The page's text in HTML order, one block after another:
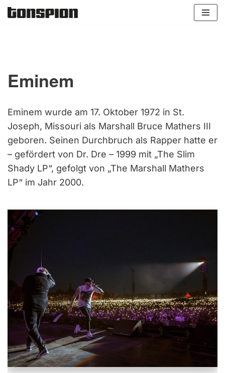
Eminem
Eminem wurde am 17. Oktober 1972 in St.
Joseph, Missouri als Marshall Bruce Mathers III
geboren. Seinen Durchbruch als Rapper hatte er
– gefördert von Dr. Dre – 1999 mit „The Slim
Shady LP“, gefolgt von „The Marshall Mathers
LP“ im Jahr 2000.